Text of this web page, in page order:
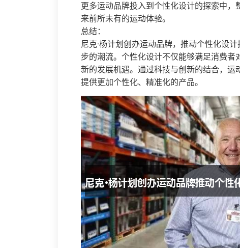
更多运动品牌投入到个性化设计的探索中
来前所未有的运动体验。
总结：
尼克·杨计划创办运动品牌，推动个性化设
步的潮流。个性化设计不仅能够满足消费
新的发展机遇。通过科技与创新的结合，
提供更加个性化、精准化的产品。